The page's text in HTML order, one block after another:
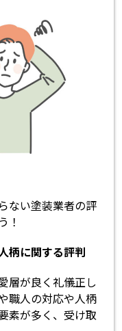
ない塗装業者の評
！
柄に関する評判
層が良く礼儀正し
職人の対応や人柄
素が多く、受け取